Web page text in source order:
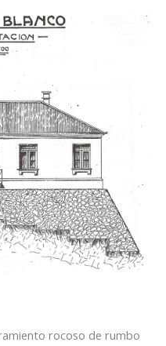
rocoso de rumbo